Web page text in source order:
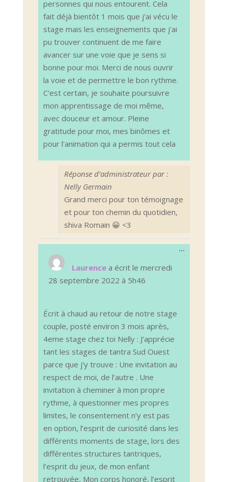
personnes qui nous entourent. Cela
fait déjà bientôt 1 mois que j'ai vécu le
stage mais les enseignements que j'ai
pu trouver continuent de me faire
avancer sur une voie que je sens si
bonne pour moi. Merci de nous ouvrir
la voie et de permettre le bon rythme.
C'est certain, je souhaite poursuivre
mon apprentissage de moi même,
avec douceur et amour. Pleine
gratitude pour moi, mes binômes et
pour l'animation qui a permis tout cela
Réponse d’administrateur par :
Nelly Germain
Grand merci pour ton témoignage
et pour ton chemin du quotidien,
shiva Romain 😀 <3
Laurence a écrit le mercredi
28 septembre 2022 à 5h46
Écrit à chaud au retour de notre stage
couple, posté environ 3 mois après,
4eme stage chez toi Nelly : J’apprécie
tant les stages de tantra Sud Ouest
parce que j’y trouve : Une invitation au
respect de moi, de l’autre . Une
invitation à cheminer à mon propre
rythme, à questionner mes propres
limites, le consentement n’y est pas
en option, l’esprit de curiosité dans les
différents moments de stage, lors des
différentes structures tantriques,
l’esprit du jeux, de mon enfant
retrouvée, Mon corps honoré, l’esprit
...